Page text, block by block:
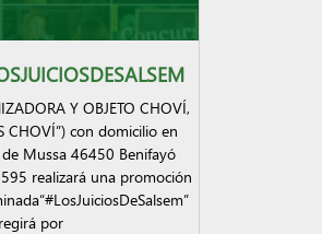
Y OBJETO CHOVÍ,
CHOVÍ”) con domicilio en
Mussa 46450 Benifayó
realizará una promoción
por